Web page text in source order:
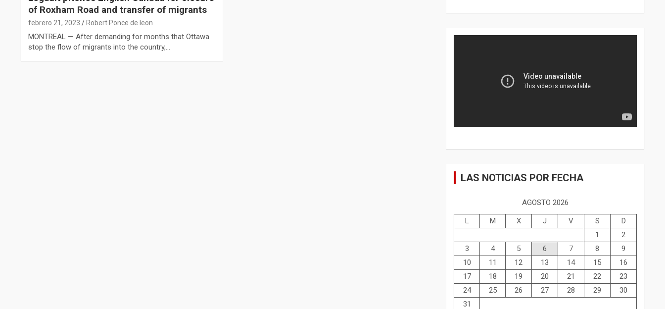
of Roxham Road and transfer of migrants
febrero 21, 2023 Robert Ponce de leon
MONTREAL — After demanding for months that Ottawa
stop the flow of migrants into the country,…
LAS NOTICIAS POR FECHA
AGOSTO 2026
L M X J V S
D
1
2
3
4 5 6 7 8
9
10
11 12 13 14 15
16
17
18 19 20 21 22
23
24
25 26 27 28 29
30
31